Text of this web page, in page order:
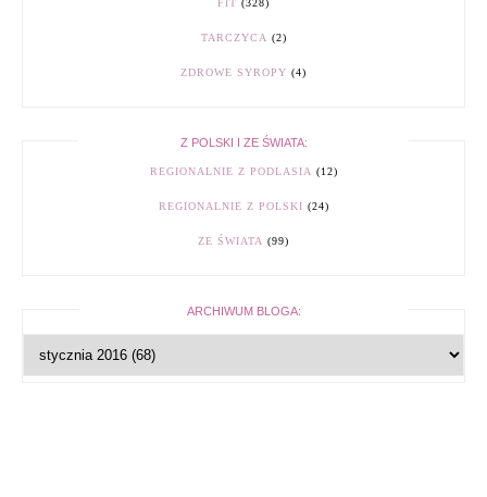
FIT (328)
TARCZYCA (2)
ZDROWE SYROPY (4)
Z POLSKI I ZE ŚWIATA:
REGIONALNIE Z PODLASIA (12)
REGIONALNIE Z POLSKI (24)
ZE ŚWIATA (99)
ARCHIWUM BLOGA: